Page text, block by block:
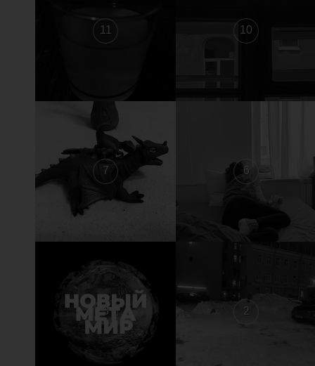
11 10
7 6
3 2